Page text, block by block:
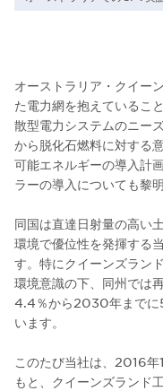
オーストラリア・クイー
た電力網を抱えているこ
散型電力システムのニー
から脱化石燃料に対する
可能エネルギーの導入計
ラーの導入についても黎
同国は直達日射量の高い
環境で優位性を発揮する
す。特にクイーンズラン
環境意識の下、同州では
4.4％から2030年までに
います。
このたび当社は、2016年
もと、クイーンズランド